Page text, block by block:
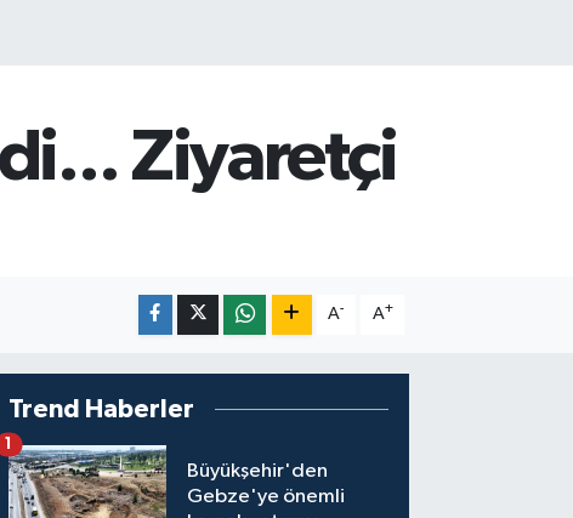
Ziyaretçi
A- A+
Trend Haberler
Büyükşehir'den
Gebze'ye önemli
1